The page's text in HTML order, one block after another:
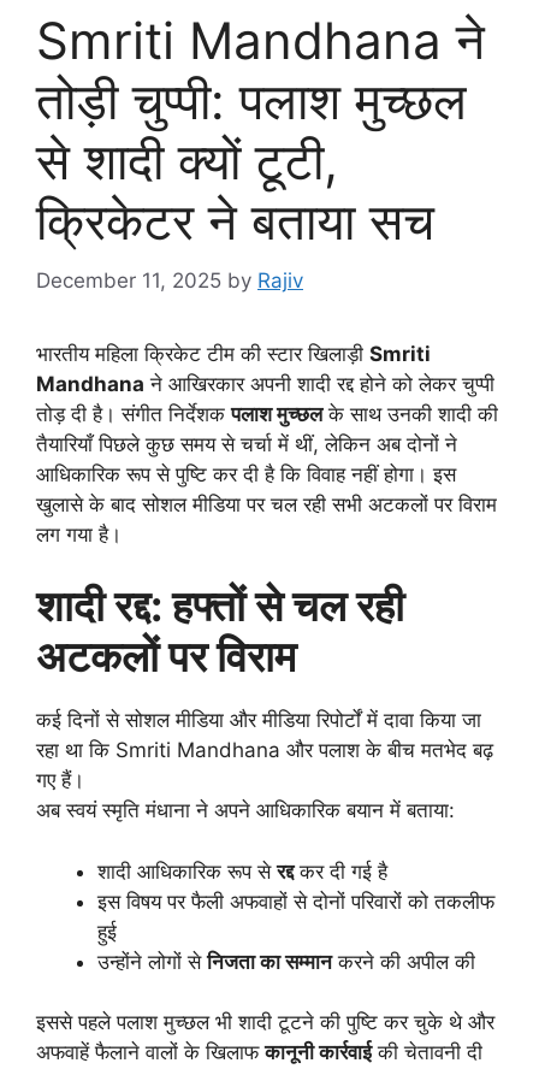
Smriti Mandhana ने
तोड़ी चुप्पी: पलाश मुच्छल
से शादी क्यों टूटी,
क्रिकेटर ने बताया सच
December 11, 2025 by Rajiv
भारतीय महिला क्रिकेट टीम की स्टार खिलाड़ी Smriti
Mandhana ने आखिरकार अपनी शादी रद्द होने को लेकर चुप्पी
तोड़ दी है। संगीत निर्देशकपलाश मुच्छलके साथ उनकी शादी की
तैयारियाँ पिछले कुछ समय से चर्चा में थीं, लेकिन अब दोनों ने
आधिकारिक रूप से पुष्टि कर दी है कि विवाह नहीं होगा। इस
खुलासे के बाद सोशल मीडिया पर चल रही सभी अटकलों पर विराम
लग गया है।
शादी रद्द: हफ्तों से चल रही
अटकलों पर विराम
कई दिनों से सोशल मीडिया और मीडिया रिपोर्टों में दावा किया जा
रहा था कि Smriti Mandhana और पलाश के बीच मतभेद बढ़
गए हैं।
अब स्वयं स्मृति मंधाना ने अपने आधिकारिक बयान में बताया:
शादी आधिकारिक रूप सेरद्दकर दी गई है
इस विषय पर फैली अफवाहों से दोनों परिवारों को तकलीफ
हुई
उन्होंने लोगों सेनिजता का सम्मानकरने की अपील की
इससे पहले पलाश मुच्छल भी शादी टूटने की पुष्टि कर चुके थे और
अफवाहें फैलाने वालों के खिलाफकानूनी कार्रवाईकी चेतावनी दी